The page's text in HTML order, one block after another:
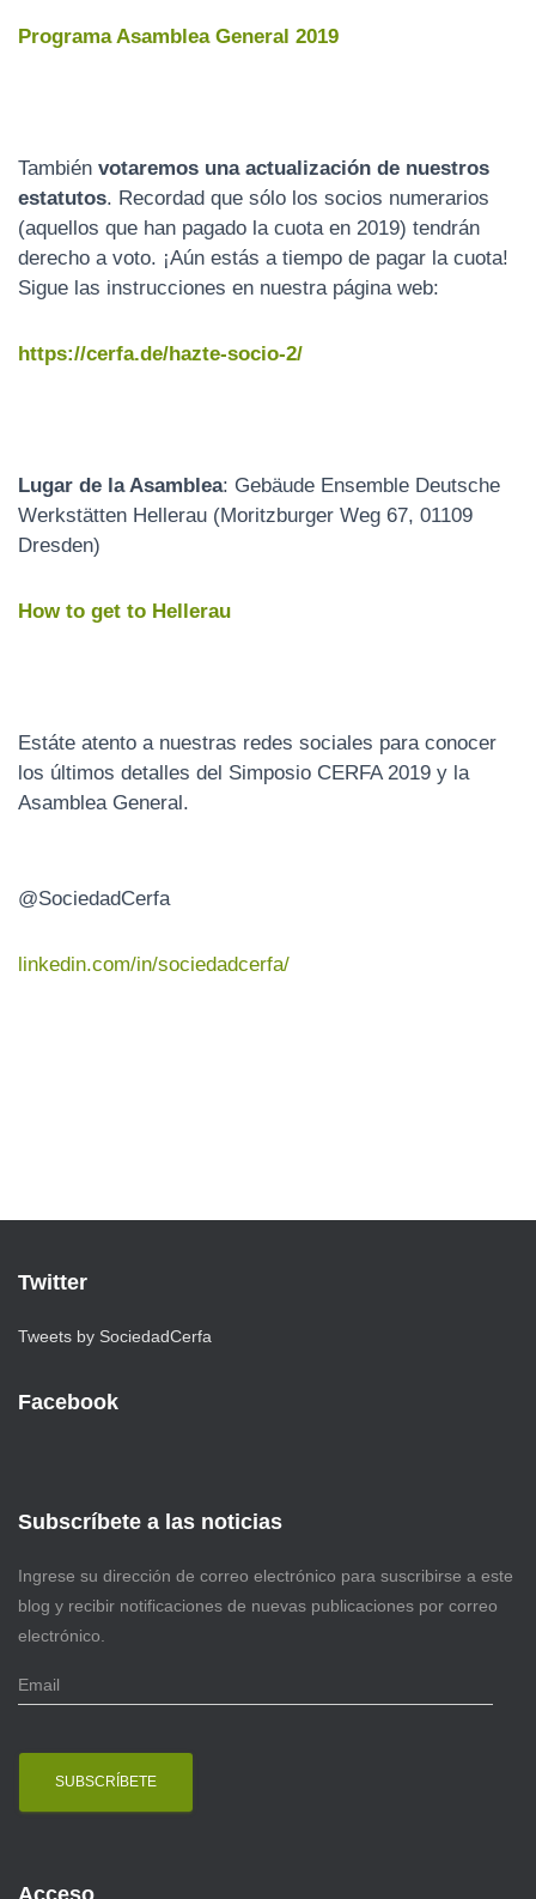
Programa Asamblea General 2019
También votaremos una actualización de nuestros
estatutos. Recordad que sólo los socios numerarios
(aquellos que han pagado la cuota en 2019) tendrán
derecho a voto. ¡Aún estás a tiempo de pagar la cuota!
Sigue las instrucciones en nuestra página web:
https://cerfa.de/hazte-socio-2/
Lugar de la Asamblea: Gebäude Ensemble Deutsche
Werkstätten Hellerau (Moritzburger Weg 67, 01109
Dresden)
How to get to Hellerau
Estáte atento a nuestras redes sociales para conocer
los últimos detalles del Simposio CERFA 2019 y la
Asamblea General.
@SociedadCerfa
linkedin.com/in/sociedadcerfa/
Twitter
Tweets by SociedadCerfa
Facebook
Subscríbete a las noticias
Ingrese su dirección de correo electrónico para suscribirse a este
blog y recibir notificaciones de nuevas publicaciones por correo
electrónico.
E
m
Acceso